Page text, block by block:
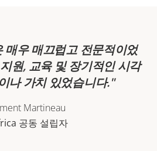
매우 매끄럽고 전문적이었
원, 교육 및 장기적인 시각
나 가치 있었습니다.
Martineau
공동 설립자